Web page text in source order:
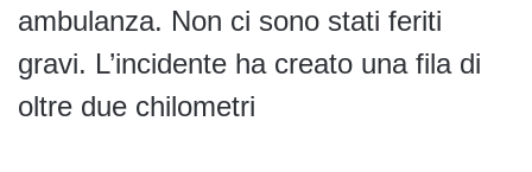
ambulanza. Non ci sono stati feriti
gravi. L’incidente ha creato una fila di
oltre due chilometri